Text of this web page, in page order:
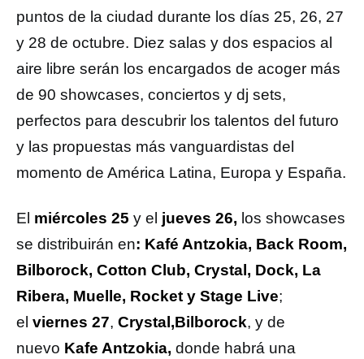
puntos de la ciudad durante los días 25, 26, 27
y 28 de octubre. Diez salas y dos espacios al
aire libre serán los encargados de acoger más
de 90 showcases, conciertos y dj sets,
perfectos para descubrir los talentos del futuro
y las propuestas más vanguardistas del
momento de América Latina, Europa y España.
El miércoles 25 y el jueves 26, los showcases
se distribuirán en: Kafé Antzokia, Back Room,
Bilborock, Cotton Club, Crystal, Dock, La
Ribera, Muelle, Rocket y Stage Live;
el viernes 27, Crystal,Bilborock, y de
nuevo Kafe Antzokia, donde habrá una